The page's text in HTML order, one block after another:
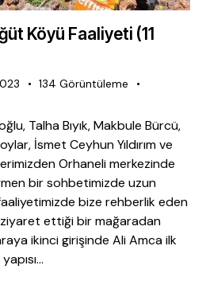
Köyü Faaliyeti (11
134 Görüntüleme
Talha Bıyık, Makbule Bürcü,
İsmet Ceyhun Yıldırım ve
Orhaneli merkezinde
bir sohbetimizde uzun
bize rehberlik eden
ziyaret ettiği bir mağaradan
ikinci girişinde Ali Amca ilk